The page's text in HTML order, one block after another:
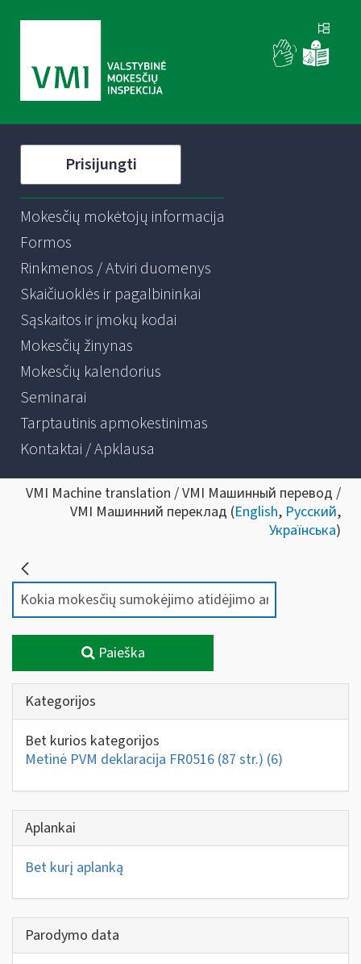
Prisijungti
Mokesčių mokėtojų informacija
Formos
Rinkmenos / Atviri duomenys
Skaičiuoklės ir pagalbininkai
Sąskaitos ir įmokų kodai
Mokesčių žinynas
Mokesčių kalendorius
Seminarai
Tarptautinis apmokestinimas
Kontaktai / Apklausa
VMI Machine translation / VMI Машинный перевод /
VMI Машинний переклад (English, Русский,
Українська)
Paieška
Kategorijos
Bet kurios kategorijos
Metinė PVM deklaracija FR0516 (87 str.) (6)
Aplankai
Bet kurį aplanką
Parodymo data